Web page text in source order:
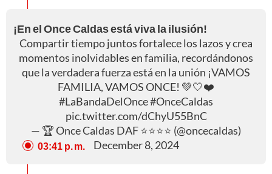
¡En el Once Caldas está viva la ilusión!
Compartir tiempo juntos fortalece los lazos y crea
momentos inolvidables en familia, recordándonos
que la verdadera fuerza está en la unión ¡VAMOS
FAMILIA, VAMOS ONCE! 💚🤍❤️
#LaBandaDelOnce#OnceCaldas
pic.twitter.com/dChyU55BnC
— 🏆 Once Caldas DAF ⭐️⭐️⭐️⭐️ (@oncecaldas)
December 8, 2024
03:41 p. m.